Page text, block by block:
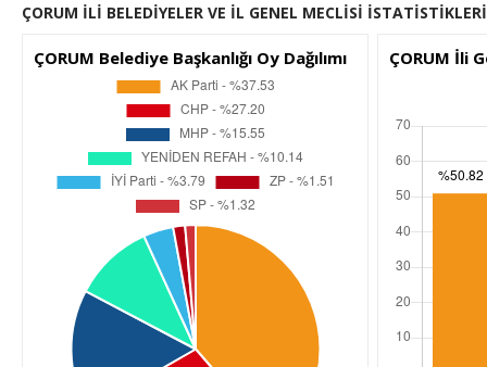
ÇORUM İLİ BELEDİYELER VE İL GENEL MECLİSİ İSTATİSTİKLERİ
ÇORUM Belediye Başkanlığı Oy Dağılımı ÇORUM İli